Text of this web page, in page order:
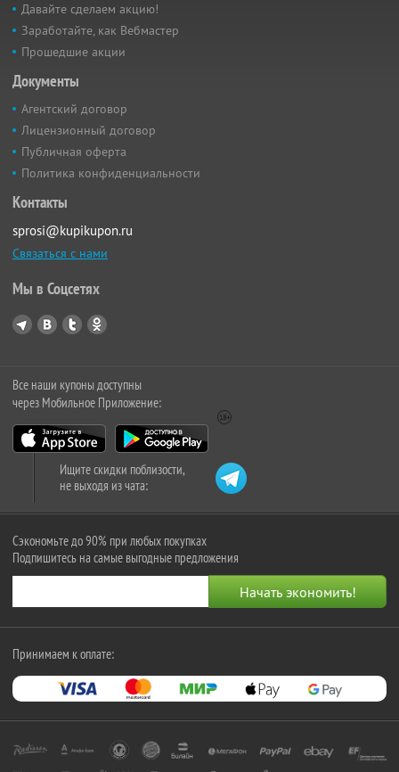
Давайте сделаем акцию!
Заработайте, как Вебмастер
Прошедшие акции
Документы
Агентский договор
Лицензионный договор
Публичная оферта
Политика конфиденциальности
Контакты
sprosi@kupikupon.ru
Связаться с нами
Мы в Соцсетях
Все наши купоны доступны
через Мобильное Приложение:
Ищите скидки поблизости,
не выходя из чата:
Сэкономьте до 90% при любых покупках
Подпишитесь на самые выгодные предложения
Принимаем к оплате: